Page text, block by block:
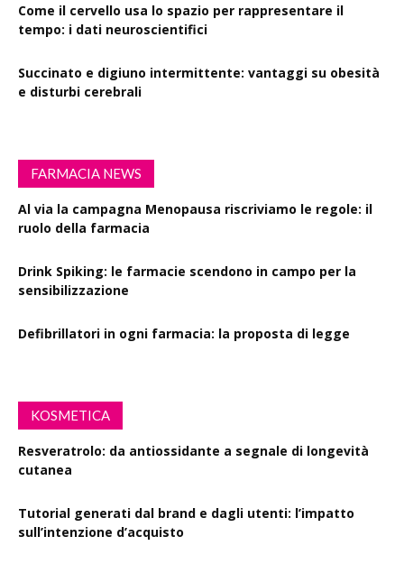
Come il cervello usa lo spazio per rappresentare il
tempo: i dati neuroscientifici
Succinato e digiuno intermittente: vantaggi su obesità
e disturbi cerebrali
FARMACIA NEWS
Al via la campagna Menopausa riscriviamo le regole: il
ruolo della farmacia
Drink Spiking: le farmacie scendono in campo per la
sensibilizzazione
Defibrillatori in ogni farmacia: la proposta di legge
KOSMETICA
Resveratrolo: da antiossidante a segnale di longevità
cutanea
Tutorial generati dal brand e dagli utenti: l’impatto
sull’intenzione d’acquisto